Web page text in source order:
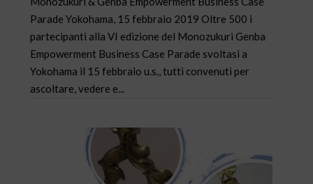
Parade Yokohama, 15 febbraio 2019 Oltre 500 i
partecipanti alla VI edizione del Monozukuri Genba
Empowerment Business Case Parade svoltasi a
Yokohama il 15 febbraio u.s., tutti convenuti per
ascoltare, vedere e...